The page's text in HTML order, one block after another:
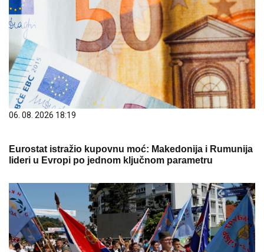
06. 08. 2026 18:19
Eurostat istražio kupovnu moć: Makedonija i Rumunija
lideri u Evropi po jednom ključnom parametru